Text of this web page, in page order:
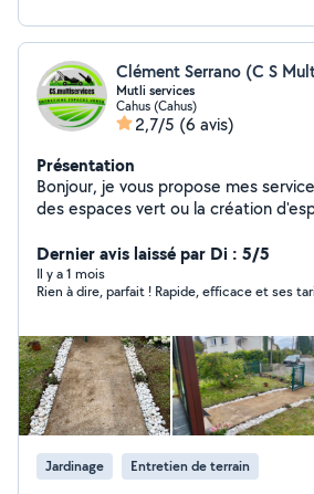
Clément Serrano (C S
Mutli services
Cahus (Cahus)
2,7/5 (6 avis)
Présentation
Bonjour, je vous propose mes
des espaces vert ou la création
contacter pour un devis.
Dernier avis laissé par Di : 5/5
Il y a 1 mois
Rien à dire, parfait ! Rapide, efficace et ses
Jardinage Entretien de terrain